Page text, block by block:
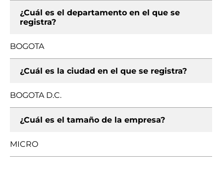
¿Cuál es el departamento en el que se
registra?
BOGOTA
¿Cuál es la ciudad en el que se registra?
BOGOTA D.C.
¿Cuál es el tamaño de la empresa?
MICRO